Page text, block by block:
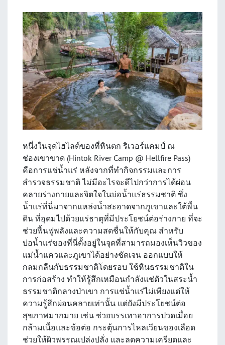
หนึ่งในจุดไฮไลต์ของที่หินตก ริเวอร์แคมป์ ณ
ช่องเขาขาด (Hintok River Camp @ Hellfire Pass)
คือการแช่น้ำแร่ หลังจากที่ทำกิจกรรมและการ
สำรวจธรรมชาติ ไม่มีอะไรจะดีไปกว่าการได้ผ่อน
คลายร่างกายและจิตใจในบ่อน้ำแร่ธรรมชาติ ซึ่ง
น้ำแร่ที่นี่มาจากแหล่งน้ำสะอาดจากภูเขาและใต้พื้น
ดิน ที่อุดมไปด้วยแร่ธาตุที่มีประโยชน์ต่อร่างกาย ที่จะ
ช่วยฟื้นฟูพลังและความสดชื่นให้กับคุณ สำหรับ
บ่อน้ำแร่ของที่นี่ตั้งอยู่ในจุดที่สามารถมองเห็นวิวของ
แม่น้ำแควและภูเขาได้อย่างชัดเจน ออกแบบให้
กลมกลืนกับธรรมชาติโดยรอบ ใช้หินธรรมชาติใน
การก่อสร้าง ทำให้รู้สึกเหมือนกำลังแช่ตัวในสระน้ำ
ธรรมชาติกลางป่าเขา การแช่น้ำแร่ไม่เพียงแต่ให้
ความรู้สึกผ่อนคลายเท่านั้น แต่ยังมีประโยชน์ต่อ
สุขภาพมากมาย เช่น ช่วยบรรเทาอาการปวดเมื่อย
กล้ามเนื้อและข้อต่อ กระตุ้นการไหลเวียนของเลือด
ช่วยให้ผิวพรรณเปล่งปลั่ง และลดความเครียดและ